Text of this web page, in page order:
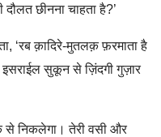
छीनना चाहता है?’
‘रब क़ादिरे-मुतलक़ फ़रमाता है
सुकून से ज़िंदगी गुज़ार
निकलेगा। तेरी वसी और